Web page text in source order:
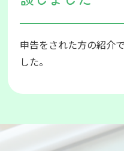
申告をされた方の紹介
した。